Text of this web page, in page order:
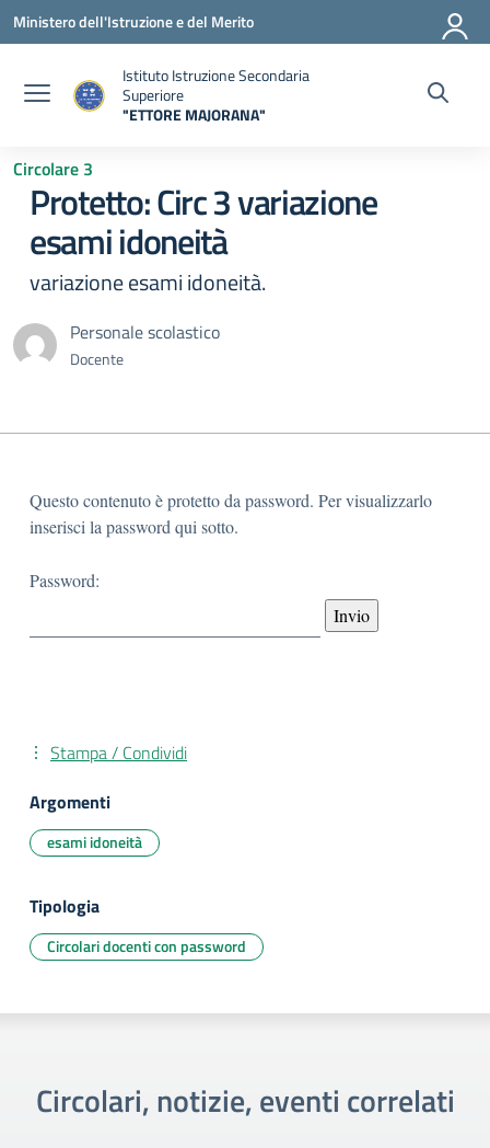
Vai ai contenuti
Vai al menu di navigazione
Vai al footer
Ministero dell'Istruzione e del Merito
Istituto Istruzione Secondaria
Superiore
"ETTORE MAJORANA"
Circolare 3
Protetto: Circ 3 variazione
esami idoneità
variazione esami idoneità.
Personale scolastico
Docente
Questo contenuto è protetto da password. Per visualizzarlo
inserisci la password qui sotto.
Password:
Stampa / Condividi
Argomenti
esami idoneità
Tipologia
Circolari docenti con password
Circolari, notizie, eventi correlati